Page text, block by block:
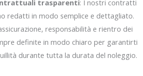
trasparenti: I nostri contratti
redatti in modo semplice e dettagliato.
responsabilità e rientro dei
definite in modo chiaro per garantirti
durante tutta la durata del noleggio.